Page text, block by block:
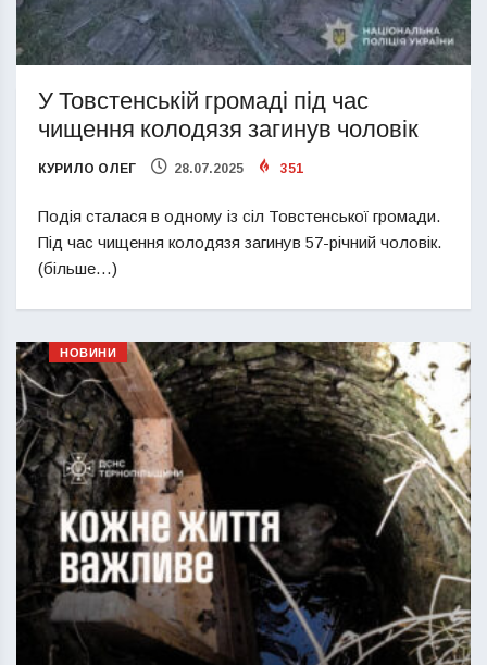
У Товстенській громаді під час
чищення колодязя загинув чоловік
КУРИЛО ОЛЕГ 28.07.2025 351
Подія сталася в одному із сіл Товстенської громади.
Під час чищення колодязя загинув 57-річний чоловік.
(більше…)
НОВИНИ